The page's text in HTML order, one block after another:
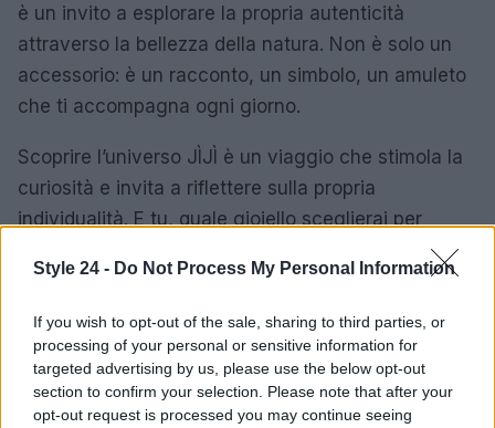
Style 24 - Do Not Process My Personal Information
If you wish to opt-out of the sale, sharing to third parties, or
processing of your personal or sensitive information for
targeted advertising by us, please use the below opt-out
section to confirm your selection. Please note that after your
opt-out request is processed you may continue seeing
è un invito a esplorare la propria autenticità
attraverso la bellezza della natura. Non è solo un
accessorio: è un racconto, un simbolo, un amuleto
che ti accompagna ogni giorno.
Scoprire l’universo JÌJÌ è un viaggio che stimola la
curiosità e invita a riflettere sulla propria
individualità. E tu, quale gioiello sceglierai per
raccontare la tua storia? Non perdere l’occasione di
indossare un pezzo unico che parla di te! ✨
AUTORE
Staff